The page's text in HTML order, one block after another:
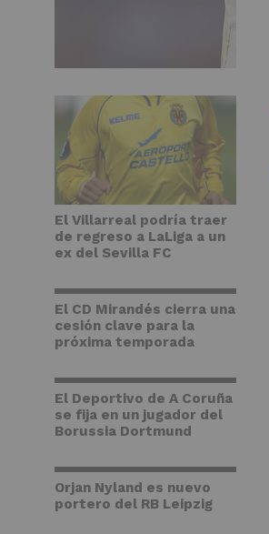
El Villarreal podría traer
de regreso a LaLiga a un
ex del Sevilla FC
El CD Mirandés cierra una
cesión clave para la
próxima temporada
El Deportivo de A Coruña
se fija en un jugador del
Borussia Dortmund
Orjan Nyland es nuevo
portero del RB Leipzig